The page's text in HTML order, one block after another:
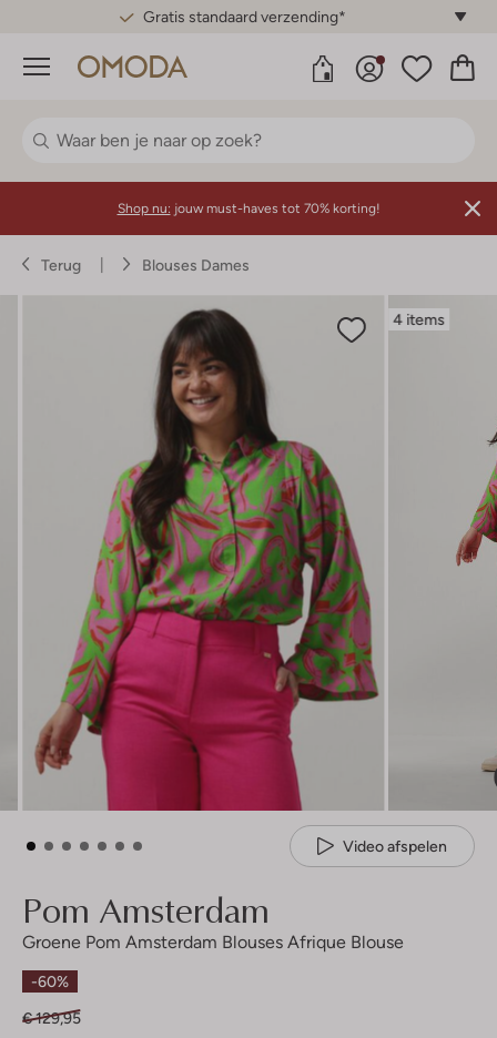
Gratis standaard verzending*
Menu
Shop nu: jouw must-haves tot 70% korting!
Terug Blouses Dames
4 items
Video afspelen
Pom Amsterdam
Groene Pom Amsterdam Blouses Afrique Blouse
-60%
€ 129,95